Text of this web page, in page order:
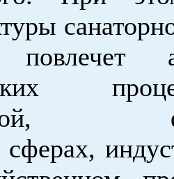
повлечет
сферах,